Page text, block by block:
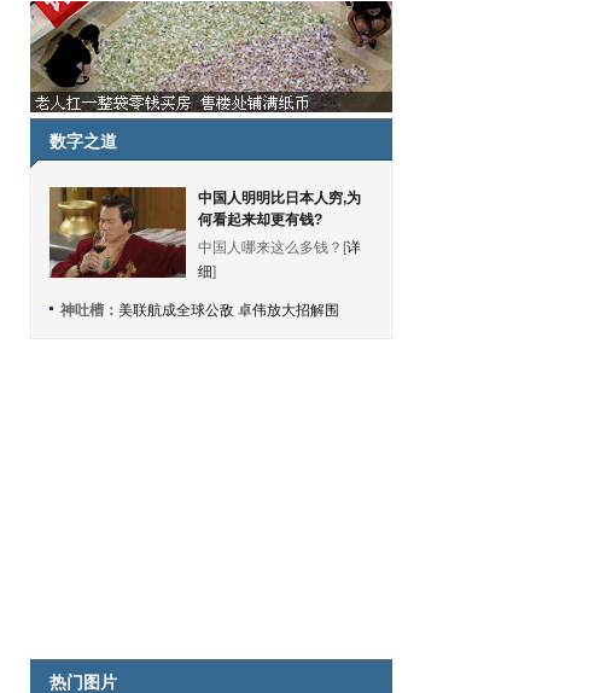
数字之道
中国人明明比日本人穷,为
何看起来却更有钱?
中国人哪来这么多钱？[详
细]
神吐槽： 美联航成全球公敌 卓伟放大招解围
热门图片